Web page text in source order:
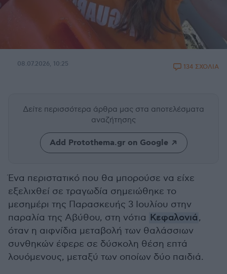
08.07.2026, 10:25 134 ΣΧΟΛΙΑ
Δείτε περισσότερα άρθρα μας στα αποτελέσματα
αναζήτησης
Add Protothema.gr on Google
Ένα περιστατικό που θα μπορούσε να είχε
εξελιχθεί σε τραγωδία σημειώθηκε το
μεσημέρι της Παρασκευής 3 Ιουλίου στην
παραλία της Αβύθου, στη νότια Κεφαλονιά,
όταν η αιφνίδια μεταβολή των θαλάσσιων
συνθηκών έφερε σε δύσκολη θέση επτά
λουόμενους, μεταξύ των οποίων δύο παιδιά.